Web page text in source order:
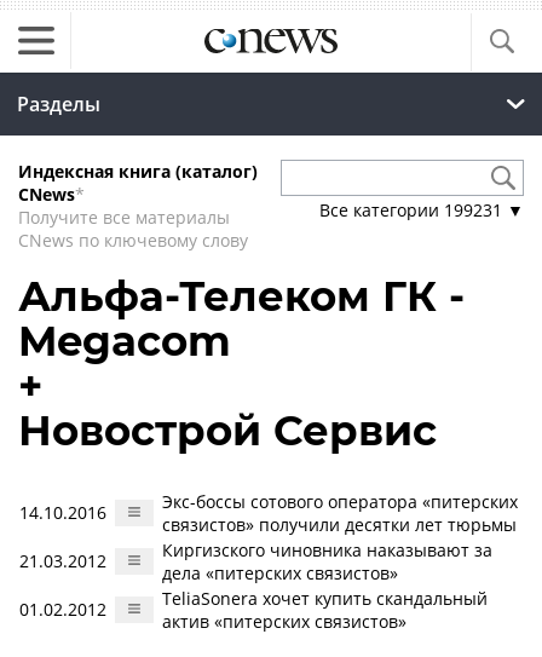
Разделы
Индексная книга (каталог)
CNews*
Получите все материалы
CNews по ключевому слову
Все категории 199231 ▼
Альфа-Телеком ГК -
Megacom
+
Новострой Сервис
14.10.2016
Экс-боссы сотового оператора «питерских
связистов» получили десятки лет тюрьмы
21.03.2012
Киргизского чиновника наказывают за
дела «питерских связистов»
01.02.2012
TeliaSonera хочет купить скандальный
актив «питерских связистов»